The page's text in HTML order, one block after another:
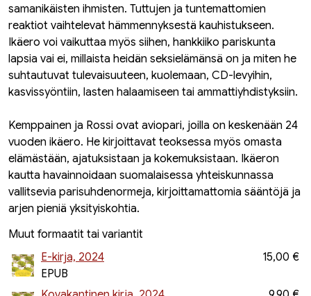
samanikäisten ihmisten. Tuttujen ja tuntemattomien
reaktiot vaihtelevat hämmennyksestä kauhistukseen.
Ikäero voi vaikuttaa myös siihen, hankkiiko pariskunta
lapsia vai ei, millaista heidän seksielämänsä on ja miten he
suhtautuvat tulevaisuuteen, kuolemaan, CD-levyihin,
kasvissyöntiin, lasten halaamiseen tai ammattiyhdistyksiin.
Kemppainen ja Rossi ovat aviopari, joilla on keskenään 24
vuoden ikäero. He kirjoittavat teoksessa myös omasta
elämästään, ajatuksistaan ja kokemuksistaan. Ikäeron
kautta havainnoidaan suomalaisessa yhteiskunnassa
vallitsevia parisuhdenormeja, kirjoittamattomia sääntöjä ja
arjen pieniä yksityiskohtia.
Muut formaatit tai variantit
E-kirja, 2024
EPUB
15,00 €